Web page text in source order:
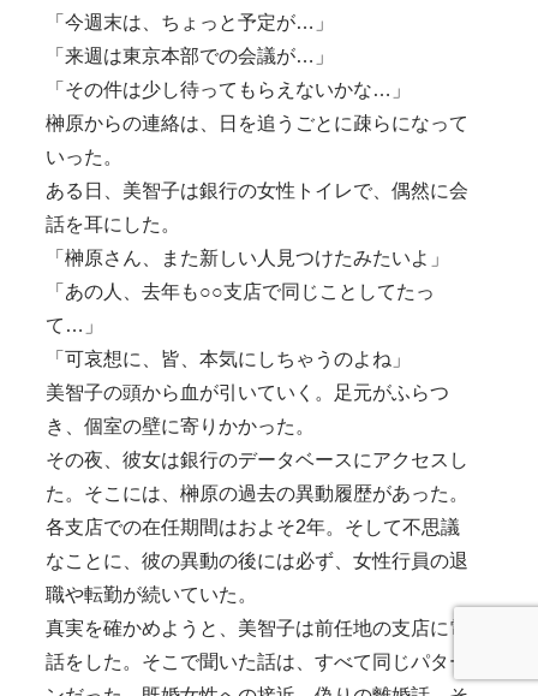
「今週末は、ちょっと予定が…」
「来週は東京本部での会議が…」
「その件は少し待ってもらえないかな…」
榊原からの連絡は、日を追うごとに疎らになって
いった。
ある日、美智子は銀行の女性トイレで、偶然に会
話を耳にした。
「榊原さん、また新しい人見つけたみたいよ」
「あの人、去年も○○支店で同じことしてたっ
て…」
「可哀想に、皆、本気にしちゃうのよね」
美智子の頭から血が引いていく。足元がふらつ
き、個室の壁に寄りかかった。
その夜、彼女は銀行のデータベースにアクセスし
た。そこには、榊原の過去の異動履歴があった。
各支店での在任期間はおよそ2年。そして不思議
なことに、彼の異動の後には必ず、女性行員の退
職や転勤が続いていた。
真実を確かめようと、美智子は前任地の支店に電
話をした。そこで聞いた話は、すべて同じパター